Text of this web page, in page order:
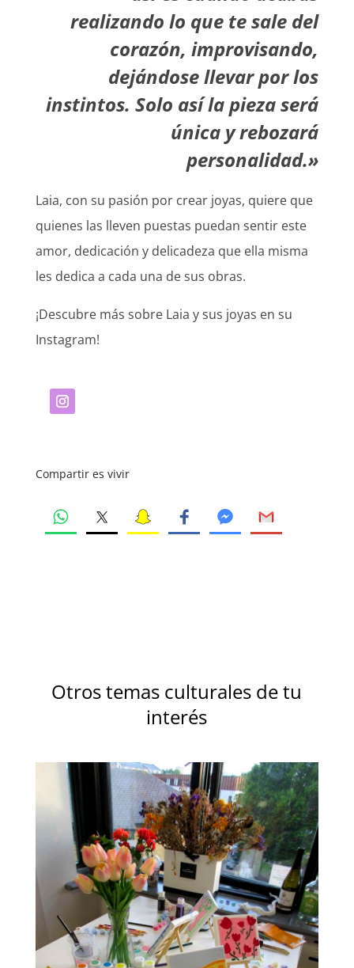
realizando lo que te sale del
corazón, improvisando,
dejándose llevar por los
instintos. Solo así la pieza será
única y rebozará
personalidad.»
Laia, con su pasión por crear joyas, quiere que
quienes las lleven puestas puedan sentir este
amor, dedicación y delicadeza que ella misma
les dedica a cada una de sus obras.
¡Descubre más sobre Laia y sus joyas en su
Instagram!
Compartir es vivir
Otros temas culturales de tu
interés